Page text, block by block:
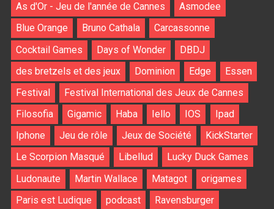
As d'Or - Jeu de l'année de Cannes
Asmodee
Blue Orange
Bruno Cathala
Carcassonne
Cocktail Games
Days of Wonder
DBDJ
des bretzels et des jeux
Dominion Edge
Essen
Festival
Festival International des Jeux de Cannes
Filosofia
Gigamic Haba Iello IOS
Ipad
Iphone
Jeu de rôle Jeux de Société
KickStarter
Le Scorpion Masqué
Libellud
Lucky Duck Games
Ludonaute
Martin Wallace Matagot
origames
Paris est Ludique
podcast Ravensburger